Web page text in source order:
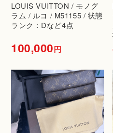
LOUIS VUITTON / モノグ
ラム / ルコ / M51155 / 状態
ランク：Dなど4点
100,000円